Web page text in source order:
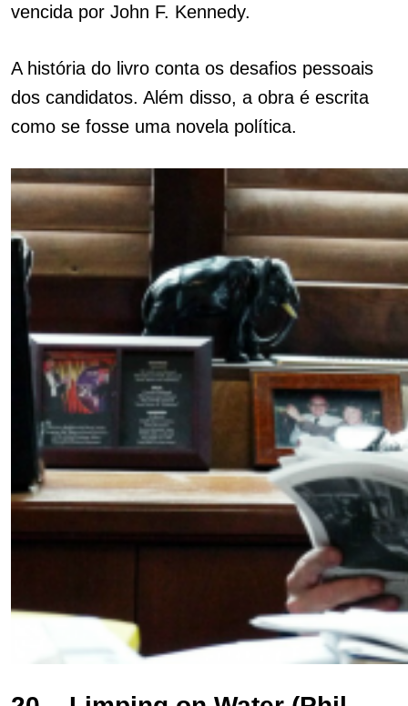
vencida por John F. Kennedy.
A história do livro conta os desafios pessoais
dos candidatos. Além disso, a obra é escrita
como se fosse uma novela política.